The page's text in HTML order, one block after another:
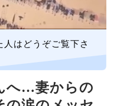
はどうぞご覧下さ
へ…妻からの